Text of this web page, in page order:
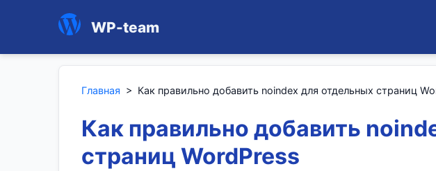
WP-team
Главная > Как правильно добавить noindex для отдельных страниц
Как правильно добавить
страниц WordPress